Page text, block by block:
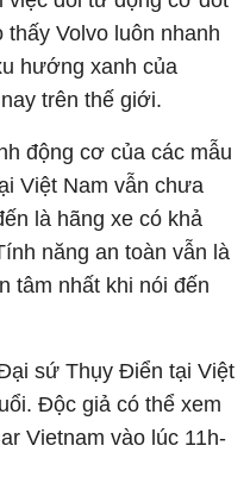
Volvo luôn nhanh
hướng xanh của
trên thế giới.
động cơ của các mẫu
Việt Nam vẫn chưa
là hãng xe có khả
năng an toàn vẫn là
tâm nhất khi nói đến
sứ Thụy Điển tại Việt
Độc giả có thể xem
Vietnam vào lúc 11h-